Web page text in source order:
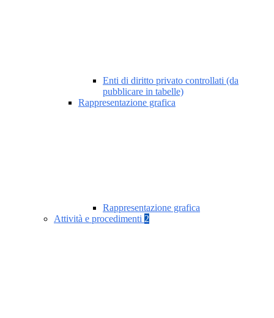
Enti di diritto privato controllati (da
pubblicare in tabelle)
Rappresentazione grafica
Rappresentazione grafica
Attività e procedimenti 2